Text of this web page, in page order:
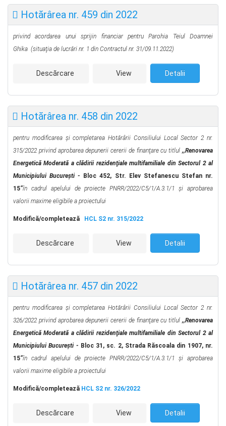
Hotărârea nr. 459 din 2022
privind acordarea unui sprijin financiar pentru Parohia Teiul Doamnei
Ghika (situaţia de lucrări nr. 1 din Contractul nr. 31/09.11.2022)
Descărcare View Detalii
Hotărârea nr. 458 din 2022
pentru modificarea şi completarea Hotărârii Consiliului Local Sector 2 nr.
315/2022 privind aprobarea depunerii cererii de finanţare cu titlul,,Renovarea
Energetică Moderată a clădirii rezidenţiale multifamiliale din Sectorul 2 al
Municipiului Bucureşti -
Bloc 452, Str. Elev Stefanescu Stefan nr.
15”în cadrul apelului de proiecte PNRR/2022/C5/1/A.3.1/1 şi aprobarea
valorii maxime eligibile a proiectului
Modifică/completează HCL S2 nr. 315/2022
Descărcare View Detalii
Hotărârea nr. 457 din 2022
pentru modificarea şi completarea Hotărârii Consiliului Local Sector 2 nr.
326/2022 privind aprobarea depunerii cererii de finanţare cu titlul,,Renovarea
Energetică Moderată a clădirii rezidenţiale multifamiliale din Sectorul 2 al
Municipiului Bucureşti - Bloc 31, sc. 2, Strada Răscoala din 1907, nr.
15”în cadrul apelului de proiecte PNRR/2022/C5/1/A.3.1/1şi aprobarea
valorii maxime eligibile a proiectului
Modifică/completează HCL S2 nr. 326/2022
Descărcare View Detalii